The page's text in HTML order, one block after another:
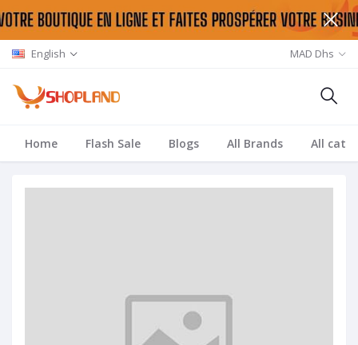
English MAD Dhs
Home Flash Sale Blogs All Brands All